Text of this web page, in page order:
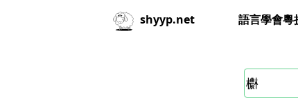
shyyp.net 語言學會粵